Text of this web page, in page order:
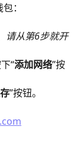
：
请从第6步就开
“添加网络”按
”按钮。